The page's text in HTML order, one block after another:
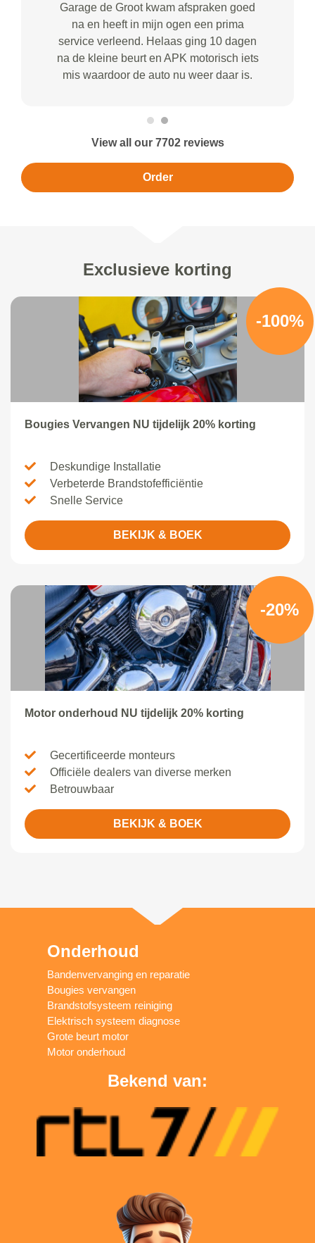
Garage de Groot kwam afspraken goed
na en heeft in mijn ogen een prima
service verleend. Helaas ging 10 dagen
na de kleine beurt en APK motorisch iets
mis waardoor de auto nu weer daar is.
View all our 7702 reviews
Order
Exclusieve korting
-100%
Bougies Vervangen NU tijdelijk 20% korting
Deskundige Installatie
Verbeterde Brandstofefficiëntie
Snelle Service
BEKIJK & BOEK
-20%
Motor onderhoud NU tijdelijk 20% korting
Gecertificeerde monteurs
Officiële dealers van diverse merken
Betrouwbaar
BEKIJK & BOEK
Onderhoud
Bandenvervanging en reparatie
Bougies vervangen
Brandstofsysteem reiniging
Elektrisch systeem diagnose
Grote beurt motor
Motor onderhoud
Bekend van: